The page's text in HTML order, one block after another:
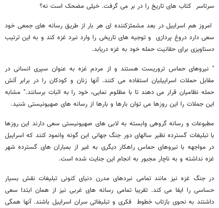
سرتاسر کتاب های تاریخ را در بر می گرفت. خیلی مضحک است نه؟
امروز هم اسراییل در بعد مشمئزکننده ای هر بار از طریق رسانه های جمعی خود
سعی دارد دروغ پردازی و توجیه های تاریخی را وارد نبرد غزه کند و به این ترتیب
دستاویزی برای حقانیت حمله خود به غزه دریابد.
" نیروهای حماس تروریست هستند و از مردم غزه به عنوان سپری انسانی در
مقابل حملات اسراییلیان استفاده می کنند. آنها زنان و کودکان را در برابر آتش
حمله نظامیان قرار می دهند تا با مظلوم نمایی، خود را به اثبات برسانند." مشابه
این جملات را این روزها می توان بارها و بارها از رسانه های صهیونیستی شنید.
مطبوعات و رسانه گروهی وابسته به لابی های صهیونیستی سعی دارند این روزها
با تبلیغات گسترده نظیر سالهای دور جنگ جهانی این گونه وانمود کنند که اسراییل
در مواجهه با نیروهای حماس راهکار دیگری به غیر از بمباران های گسترده شهر
غزه نداشته و به ناچار مجبور به انجام این جنایت شده است.
در جنگ غزه نیز مانند تمامی نبردهای مدرن دنیای کنونی تبلیغات نقش بسیار
حساسی را ایفا می کند. تقریبا تمامی رسانه های غربی نیز از همان ابتدا سعی
داشتند به نحوی بازتاب خطوط فکری و تبلیغاتی سران اسراییل باشند. آنها همگی